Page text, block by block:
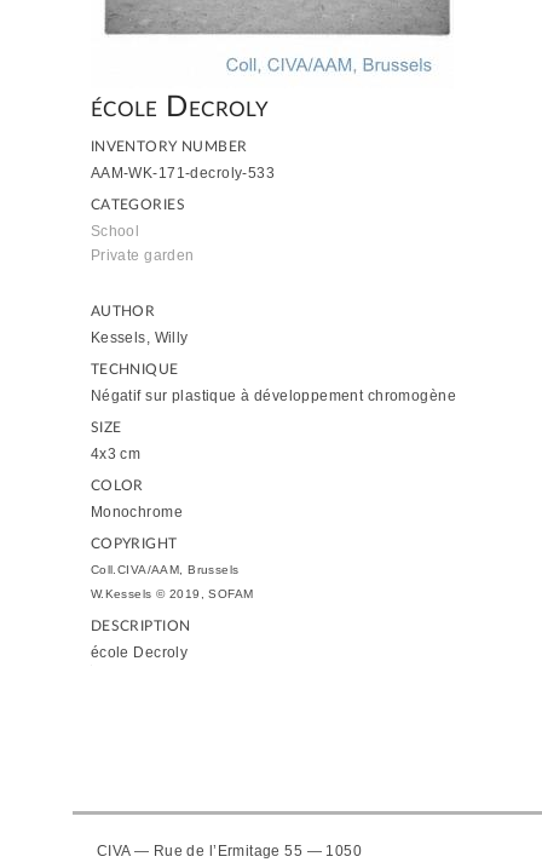
école Decroly
INVENTORY NUMBER
AAM-WK-171-decroly-533
CATEGORIES
School
Private garden
AUTHOR
Kessels, Willy
TECHNIQUE
Négatif sur plastique à développement chromogène
SIZE
4x3 cm
COLOR
Monochrome
COPYRIGHT
Coll.CIVA/AAM, Brussels
W.Kessels © 2019, SOFAM
DESCRIPTION
école Decroly
CIVA — Rue de l’Ermitage 55 — 1050